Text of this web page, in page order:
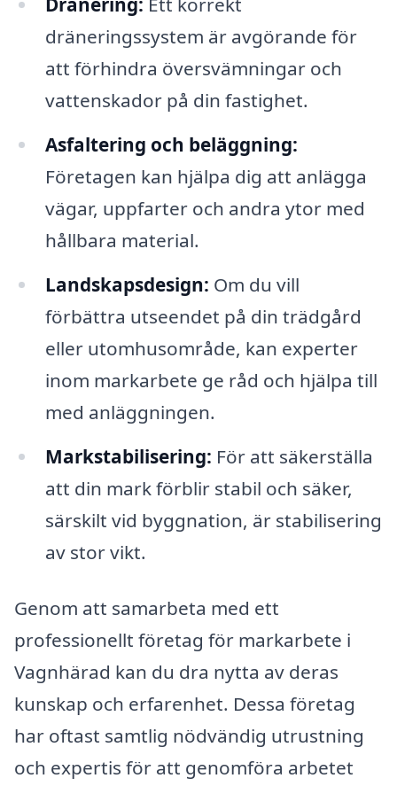
dräneringssystem är avgörande för
att förhindra översvämningar och
vattenskador på din fastighet.
Asfaltering och beläggning:
Företagen kan hjälpa dig att anlägga
vägar, uppfarter och andra ytor med
hållbara material.
Landskapsdesign: Om du vill
förbättra utseendet på din trädgård
eller utomhusområde, kan experter
inom markarbete ge råd och hjälpa till
med anläggningen.
Markstabilisering: För att säkerställa
att din mark förblir stabil och säker,
särskilt vid byggnation, är stabilisering
av stor vikt.
Genom att samarbeta med ett
professionellt företag för markarbete i
Vagnhärad kan du dra nytta av deras
kunskap och erfarenhet. Dessa företag
har oftast samtlig nödvändig utrustning
och expertis för att genomföra arbetet